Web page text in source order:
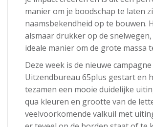
manier om je boodschap te laten
naamsbekendheid op te bouwen.
alsmaar drukker op de snelwegen,
ideale manier om de grote massa
Deze week is de nieuwe
Uitzendbureau 65plus gestart en
tezamen een mooie duidelijke
qua kleuren en grootte van de
veelvoorkomende valkuil met